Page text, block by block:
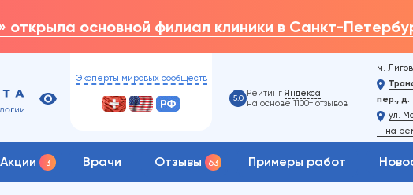
открыла основной филиал клиники в Санкт-
Эксперты мировых сообществ
5.0 Рейтинг Яндекса
на основе 1100+ отзывов
м.
пер., д.
ул.
— на
Акции 3 Врачи Отзывы 63 Примеры работ